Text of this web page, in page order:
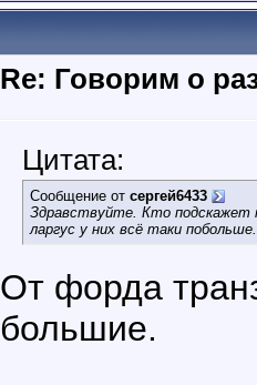
Re: Говорим о
Цитата:
Сообщение от сергей6433
Здравствуйте. Кто подскажет
ларгус у них всё таки
От форда
большие.